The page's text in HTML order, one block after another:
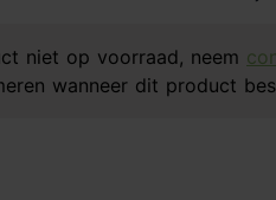
niet op voorraad, neem
wanneer dit product